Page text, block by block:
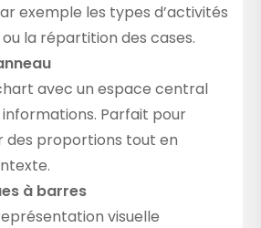
exemple les types d’activités
la répartition des cases.
avec un espace central
Parfait pour
des proportions tout en
à barres
visuelle